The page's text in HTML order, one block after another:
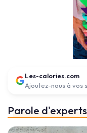
Les-calories.com
Ajoutez-nous à vos
Parole d'experts